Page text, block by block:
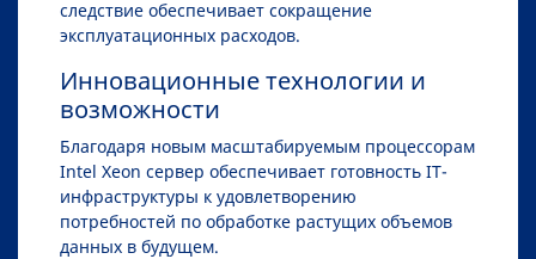
следствие обеспечивает сокращение
эксплуатационных расходов.
Инновационные технологии и
возможности
Благодаря новым масштабируемым процессорам
Intel Xeon сервер обеспечивает готовность IT-
инфраструктуры к удовлетворению
потребностей по обработке растущих объемов
данных в будущем.